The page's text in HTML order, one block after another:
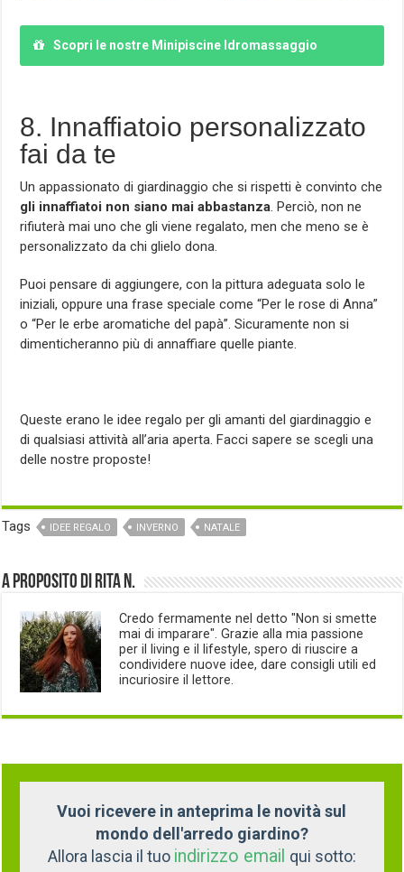
Scopri le nostre Minipiscine Idromassaggio
8. Innaffiatoio personalizzato
fai da te
Un appassionato di giardinaggio che si rispetti è convinto che
gli innaffiatoi non siano mai abbastanza. Perciò, non ne
rifiuterà mai uno che gli viene regalato, men che meno se è
personalizzato da chi glielo dona.
Puoi pensare di aggiungere, con la pittura adeguata solo le
iniziali, oppure una frase speciale come “Per le rose di Anna”
o “Per le erbe aromatiche del papà”. Sicuramente non si
dimenticheranno più di annaffiare quelle piante.
Queste erano le idee regalo per gli amanti del giardinaggio e
di qualsiasi attività all’aria aperta. Facci sapere se scegli una
delle nostre proposte!
Tags IDEE REGALO INVERNO NATALE
A proposito di Rita N.
Credo fermamente nel detto "Non si smette
mai di imparare". Grazie alla mia passione
per il living e il lifestyle, spero di riuscire a
condividere nuove idee, dare consigli utili ed
incuriosire il lettore.
Vuoi ricevere in anteprima le novità sul
mondo dell'arredo giardino?
Allora lascia il tuo indirizzo email qui sotto: